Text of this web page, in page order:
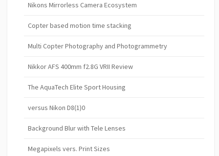
Nikons Mirrorless Camera Ecosystem
Copter based motion time stacking
Multi Copter Photography and Photogrammetry
Nikkor AFS 400mm f2.8G VRII Review
The AquaTech Elite Sport Housing
versus Nikon D8(1)0
Background Blur with Tele Lenses
Megapixels vers. Print Sizes